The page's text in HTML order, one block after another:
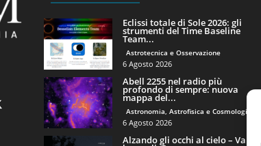
Eclissi totale di Sole 2026: gli
strumenti del Time Baseline
Team...
Astrotecnica e Osservazione
6 Agosto 2026
Abell 2255 nel radio più
profondo di sempre: nuova
mappa del...
Astronomia, Astrofisica e Cosmologia
6 Agosto 2026
Alzando gli occhi al cielo – Vale